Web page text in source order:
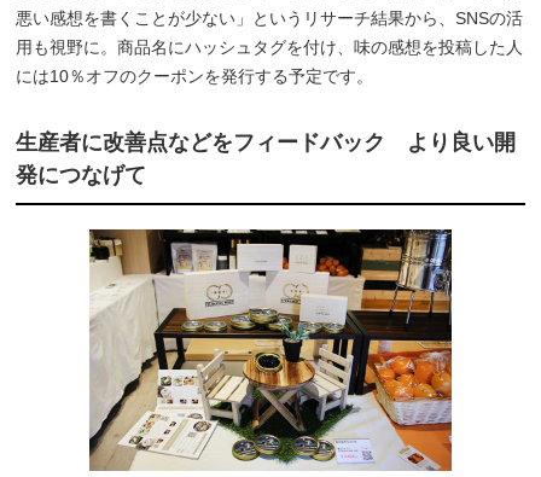
悪い感想を書くことが少ない」というリサーチ結果から、SNSの活
用も視野に。商品名にハッシュタグを付け、味の感想を投稿した人
には10％オフのクーポンを発行する予定です。
生産者に改善点などをフィードバック より良い開
発につなげて